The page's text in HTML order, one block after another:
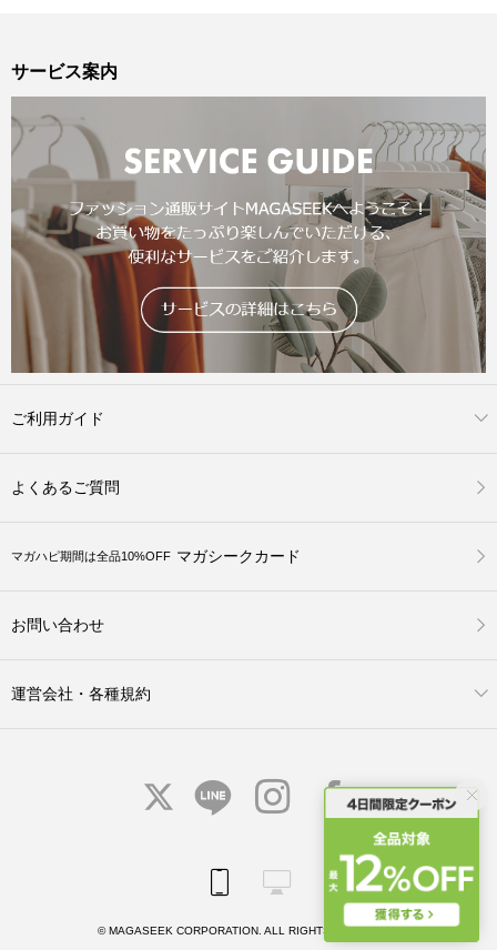
サービス案内
ご利用ガイド
よくあるご質問
マガハピ期間は全品10%OFF マガシークカード
お問い合わせ
運営会社・各種規約
© MAGASEEK CORPORATION. ALL RIGHTS RESERVED.